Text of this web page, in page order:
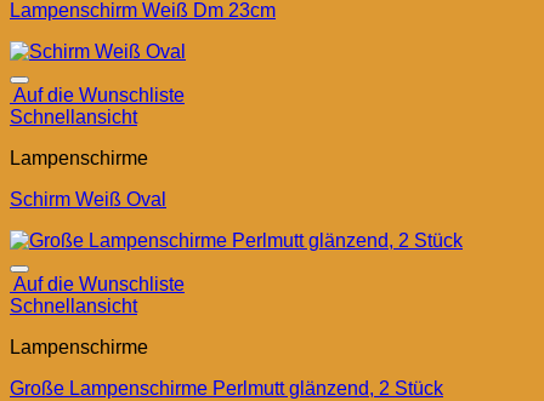
Lampenschirm Weiß Dm 23cm
Auf die Wunschliste
Schnellansicht
Lampenschirme
Schirm Weiß Oval
Auf die Wunschliste
Schnellansicht
Lampenschirme
Große Lampenschirme Perlmutt glänzend, 2 Stück